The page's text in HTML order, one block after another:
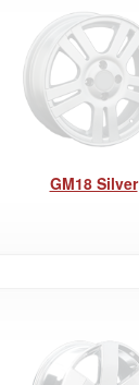
GM18 Silver